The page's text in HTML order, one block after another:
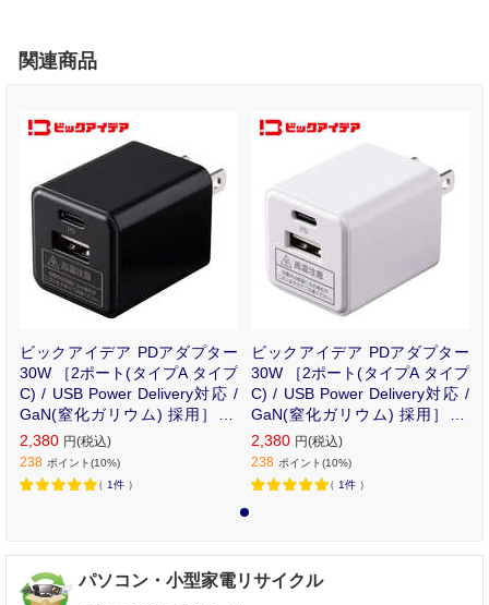
関連商品
ビックアイデア PDアダプター
30W ［2ポート(タイプA タイプ
C) / USB Power Delivery対応 /
GaN(窒化ガリウム) 採用］ ブ
ラック BIT-ACPD302AK
2,380 円(税込)
238 ポイント(10%)
（ 1件 ）
ビックアイデア PDアダプター
30W ［2ポート(タイプA タイプ
C) / USB Power Delivery対応 /
GaN(窒化ガリウム) 採用］ ホ
ワイト BIT-ACPD302AW
2,380 円(税込)
238 ポイント(10%)
（ 1件 ）
パソコン・小型家電リサイクル